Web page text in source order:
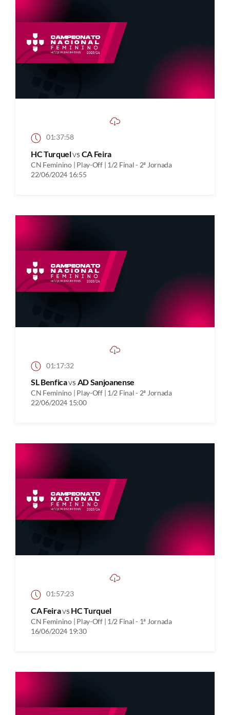
01:37:58
HC Turquelvs CA Feira
CN Feminino | Play-Off | 1/2 Final - 2ª Jornada
22/06/2024 16:55
01:17:32
SL Benficavs AD Sanjoanense
CN Feminino | Play-Off | 1/2 Final - 2ª Jornada
22/06/2024 15:00
01:57:23
CA Feiravs HC Turquel
CN Feminino | Play-Off | 1/2 Final - 1ª Jornada
16/06/2024 19:30